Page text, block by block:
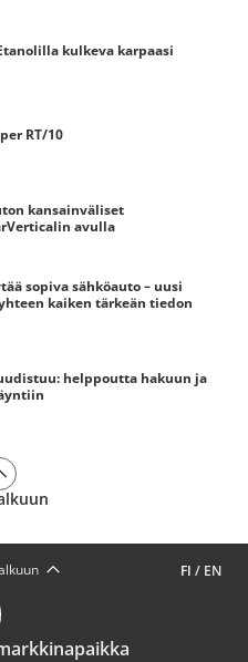
kulkeva karpaasi
RT/10
kansainväliset
avulla
sopiva sähköauto – uusi
kaiken tärkeän tiedon
helppoutta hakuun ja
FI / EN